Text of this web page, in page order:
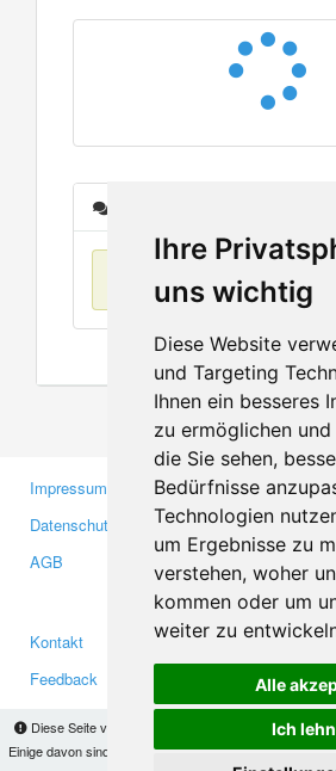
Ihre
uns wichtig
Diese Website
und Targeting
Ihnen ein besseres
zu ermöglichen
die Sie sehen,
Bedürfnisse
Technologien
um Ergebnisse zu
verstehen, woher
kommen oder um
weiter zu
Alle
Ich
Diese Seite verwendet Cookies, um Informationen
Einige davon sind notwendig, damit unsere Seite
Keine Einträge
Impressum
Datenschutzerklärung
AGB
Kontakt
Feedback